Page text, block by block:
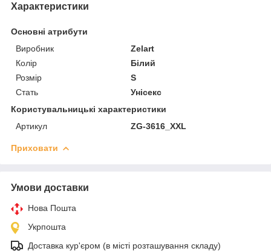
Характеристики
Основні атрибути
Виробник
Zelart
Колір
Білий
Розмір
S
Стать
Унісекс
Користувальницькі характеристики
Артикул
ZG-3616_XXL
Приховати
Умови доставки
Нова Пошта
Укрпошта
Доставка кур'єром (в місті розташування складу)